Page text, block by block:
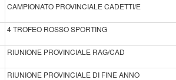
CAMPIONATO PROVINCIALE CADETTI/E
4 TROFEO ROSSO SPORTING
RIUNIONE PROVINCIALE RAG/CAD
RIUNIONE PROVINCIALE DI FINE ANNO